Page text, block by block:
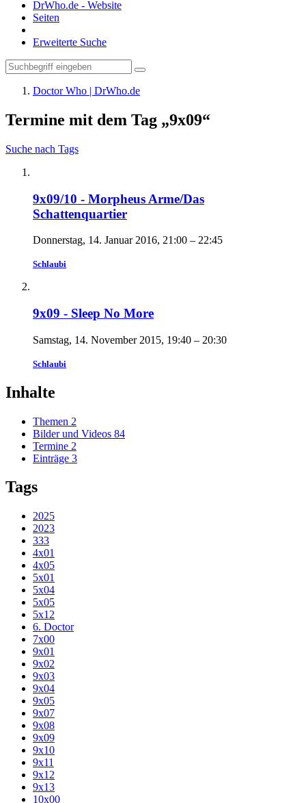
DrWho.de - Website
Seiten
Erweiterte Suche
Doctor Who | DrWho.de
Termine mit dem Tag „9x09“
Suche nach Tags
9x09/10 - Morpheus Arme/Das
Schattenquartier
Donnerstag, 14. Januar 2016, 21:00 – 22:45
Schlaubi
9x09 - Sleep No More
Samstag, 14. November 2015, 19:40 – 20:30
Schlaubi
Inhalte
Themen 2
Bilder und Videos 84
Termine 2
Einträge 3
Tags
2025
2023
333
4x01
4x05
5x01
5x04
5x05
5x12
6. Doctor
7x00
9x01
9x02
9x03
9x04
9x05
9x07
9x08
9x09
9x10
9x11
9x12
9x13
10x00